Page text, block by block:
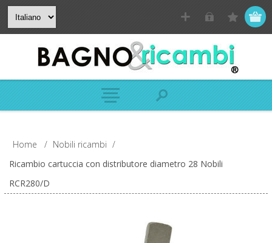
Home / Nobili ricambi /
Ricambio cartuccia con distributore diametro 28 Nobili
RCR280/D